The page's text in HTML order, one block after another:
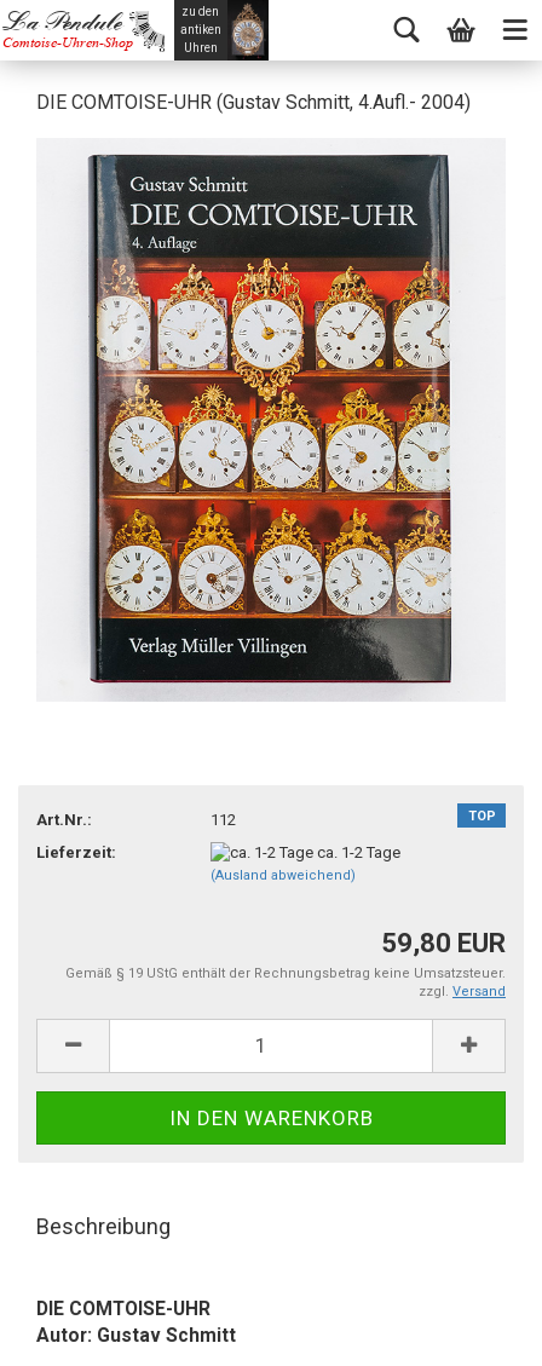
La Pendule
Comtoise-Uhren-Shop
zu den
antiken
Uhren
DIE COMTOISE-UHR (Gustav Schmitt, 4.Aufl.- 2004)
TOP
Art.Nr.:
112
Lieferzeit:
ca. 1-2 Tage
(Ausland abweichend)
59,80 EUR
Gemäß § 19 UStG enthält der Rechnungsbetrag keine Umsatzsteuer.
zzgl. Versand
Beschreibung
DIE COMTOISE-UHR
Autor: Gustav Schmitt